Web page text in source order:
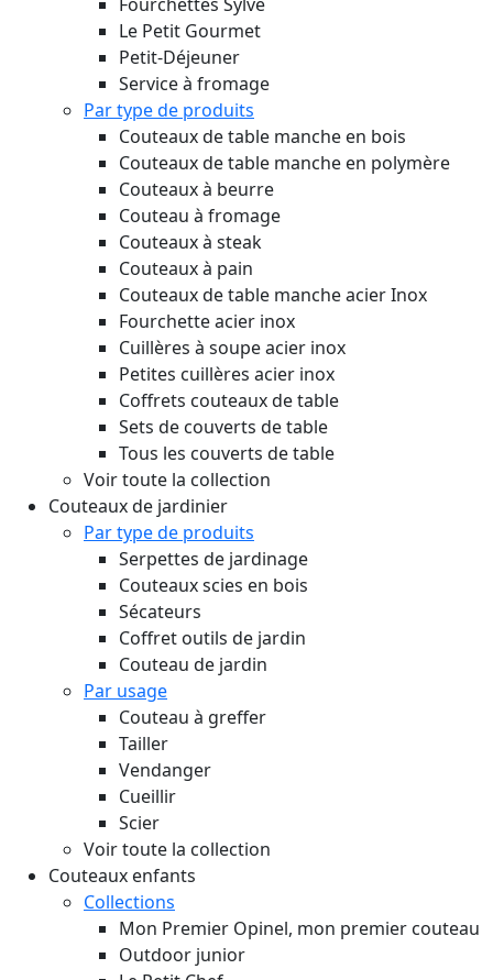
Le Petit Gourmet
Petit-Déjeuner
Service à fromage
Par type de produits
Couteaux de table manche en bois
Couteaux de table manche en polymère
Couteaux à beurre
Couteau à fromage
Couteaux à steak
Couteaux à pain
Couteaux de table manche acier Inox
Fourchette acier inox
Cuillères à soupe acier inox
Petites cuillères acier inox
Coffrets couteaux de table
Sets de couverts de table
Tous les couverts de table
Voir toute la collection
Couteaux de jardinier
Par type de produits
Serpettes de jardinage
Couteaux scies en bois
Sécateurs
Coffret outils de jardin
Couteau de jardin
Par usage
Couteau à greffer
Tailler
Vendanger
Cueillir
Scier
Voir toute la collection
Couteaux enfants
Collections
Mon Premier Opinel, mon premier couteau
Outdoor junior